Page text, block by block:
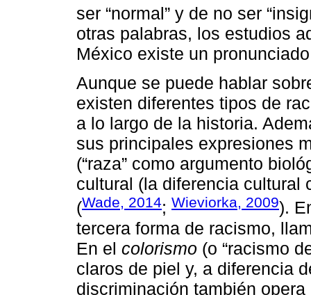
ser “normal” y de no ser
otras palabras, los estudios
México existe un
Aunque se puede hablar
existen diferentes tipos de
a lo largo de la historia.
sus principales expresiones
(“raza” como argumento
cultural (la diferencia cultural
(Wade, 2014; Wieviorka, 2009).
tercera forma de racismo,
En el colorismo (o “racismo
claros de piel y, a diferencia
discriminación también